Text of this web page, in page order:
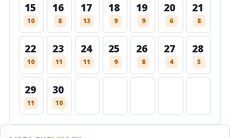
15
10
16
8
17
13
18
9
19
9
20
6
21
8
22
10
23
11
24
11
25
9
26
8
27
4
28
5
29
11
30
10